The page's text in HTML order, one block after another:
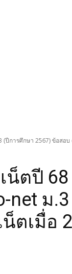
(ปีการศึกษา 2567) ข้อสอ
น็ตปี
net ม
ตเมื่อ